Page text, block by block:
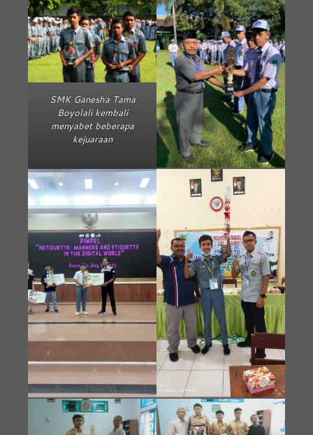
SMK Ganesha Tama
Boyolali kembali
menyabet beberapa
kejuaraan